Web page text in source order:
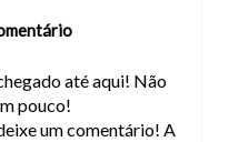
até aqui! Não
pouco!
um comentário! A